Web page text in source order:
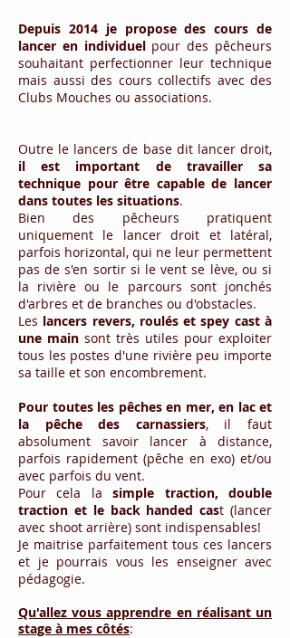
Depuis 2014 je propose des cours de
lancer en individuelpour des pêcheurs
souhaitant perfectionner leur technique
mais aussi des cours collectifs avec des
Clubs Mouches ou associations.
Outre le lancers de base dit lancer droit,
il est important de travailler sa
technique pour être capable de lancer
dans toutes les situations.
Bien des pêcheurs pratiquent
uniquement le lancer droit et latéral,
parfois horizontal, qui ne leur permettent
pas de s'en sortir si le vent se lève, ou si
la rivière ou le parcours sont jonchés
d'arbres et de branches ou d'obstacles.
Les lancers revers, roulés et spey cast à
une main sont très utiles pour exploiter
tous les postes d'une rivière peu importe
sa taille et son encombrement.
Pour toutes les pêches en mer, en lac et
la pêche des carnassiers, il faut
absolument savoir lancer à distance,
parfois rapidement (pêche en exo) et/ou
avec parfois du vent.
Pour cela lasimple traction, double
traction et le back handed cast (lancer
avec shoot arrière) sont indispensables!
Je maitrise parfaitement tous ces lancers
et je pourrais vous les enseigner avec
pédagogie.
Qu'allez vous apprendre en réalisant un
stage à mes côtés: